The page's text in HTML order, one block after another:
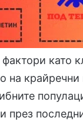
като
крайречни
през